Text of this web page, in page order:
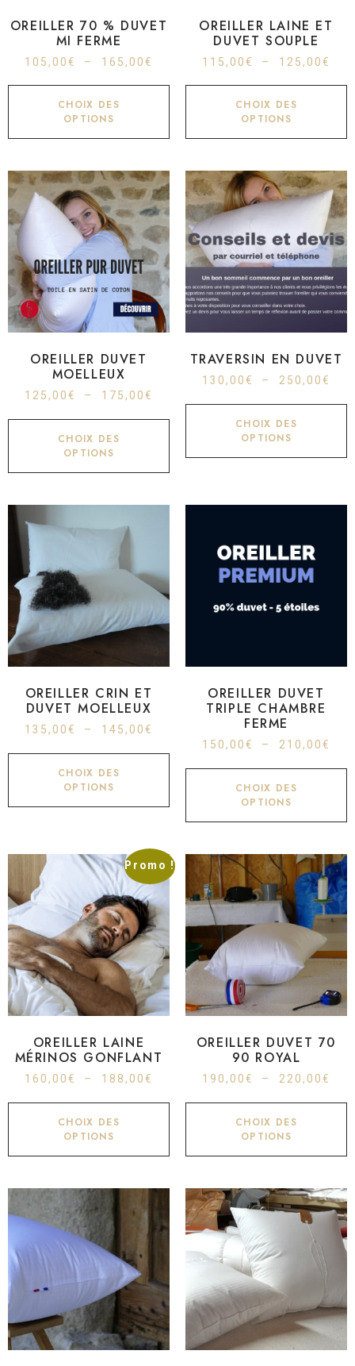
OREILLER 70 % DUVET
MI FERME
105,00€ – 165,00€
CHOIX DES
OPTIONS
OREILLER LAINE ET
DUVET SOUPLE
115,00€ – 125,00€
CHOIX DES
OPTIONS
OREILLER DUVET
MOELLEUX
125,00€ – 175,00€
CHOIX DES
OPTIONS
TRAVERSIN EN DUVET
130,00€ – 250,00€
CHOIX DES
OPTIONS
OREILLER CRIN ET
DUVET MOELLEUX
135,00€ – 145,00€
CHOIX DES
OPTIONS
OREILLER DUVET
TRIPLE CHAMBRE
FERME
150,00€ – 210,00€
CHOIX DES
OPTIONS
Promo !
OREILLER LAINE
MÉRINOS GONFLANT
160,00€ – 188,00€
CHOIX DES
OPTIONS
OREILLER DUVET 70
90 ROYAL
190,00€ – 220,00€
CHOIX DES
OPTIONS